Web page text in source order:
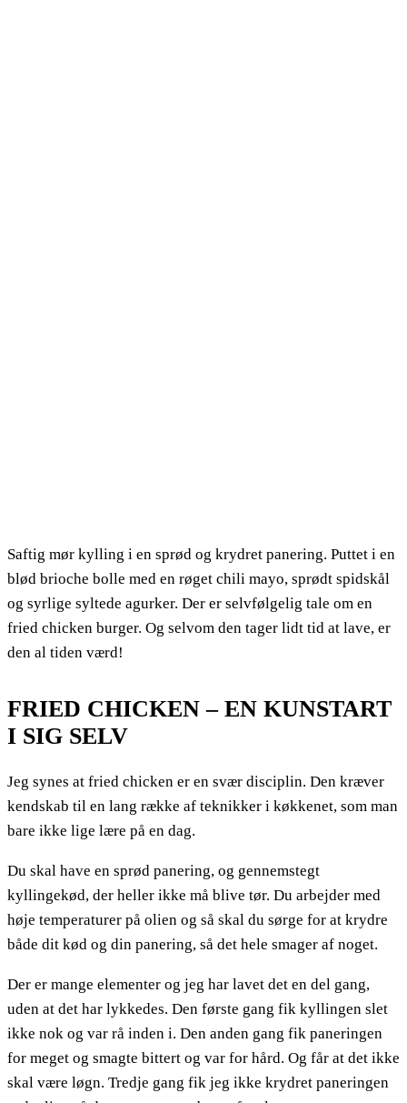
Saftig mør kylling i en sprød og krydret panering. Puttet i en
blød brioche bolle med en røget chili mayo, sprødt spidskål
og syrlige syltede agurker. Der er selvfølgelig tale om en
fried chicken burger. Og selvom den tager lidt tid at lave, er
den al tiden værd!
FRIED CHICKEN – EN KUNSTART
I SIG SELV
Jeg synes at fried chicken er en svær disciplin. Den kræver
kendskab til en lang række af teknikker i køkkenet, som man
bare ikke lige lære på en dag.
Du skal have en sprød panering, og gennemstegt
kyllingekød, der heller ikke må blive tør. Du arbejder med
høje temperaturer på olien og så skal du sørge for at krydre
både dit kød og din panering, så det hele smager af noget.
Der er mange elementer og jeg har lavet det en del gang,
uden at det har lykkedes. Den første gang fik kyllingen slet
ikke nok og var rå inden i. Den anden gang fik paneringen
for meget og smagte bittert og var for hård. Og får at det ikke
skal være løgn. Tredje gang fik jeg ikke krydret paneringen